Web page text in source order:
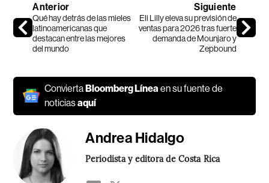
Anterior
Qué hay detrás de las mieles
latinoamericanas que
destacan entre las mejores
del mundo
Siguiente
Eli Lilly eleva su previsión de
ventas para 2026 tras fuerte
demanda de Mounjaro y
Zepbound
ConviertaBloomberg Línea en su fuente de
noticiasaquí
Andrea Hidalgo
Periodista y editora de Costa Rica